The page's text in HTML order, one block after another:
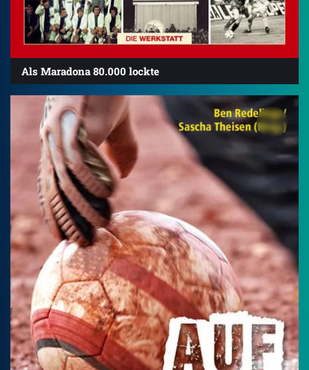
Als Maradona 80.000 lockte